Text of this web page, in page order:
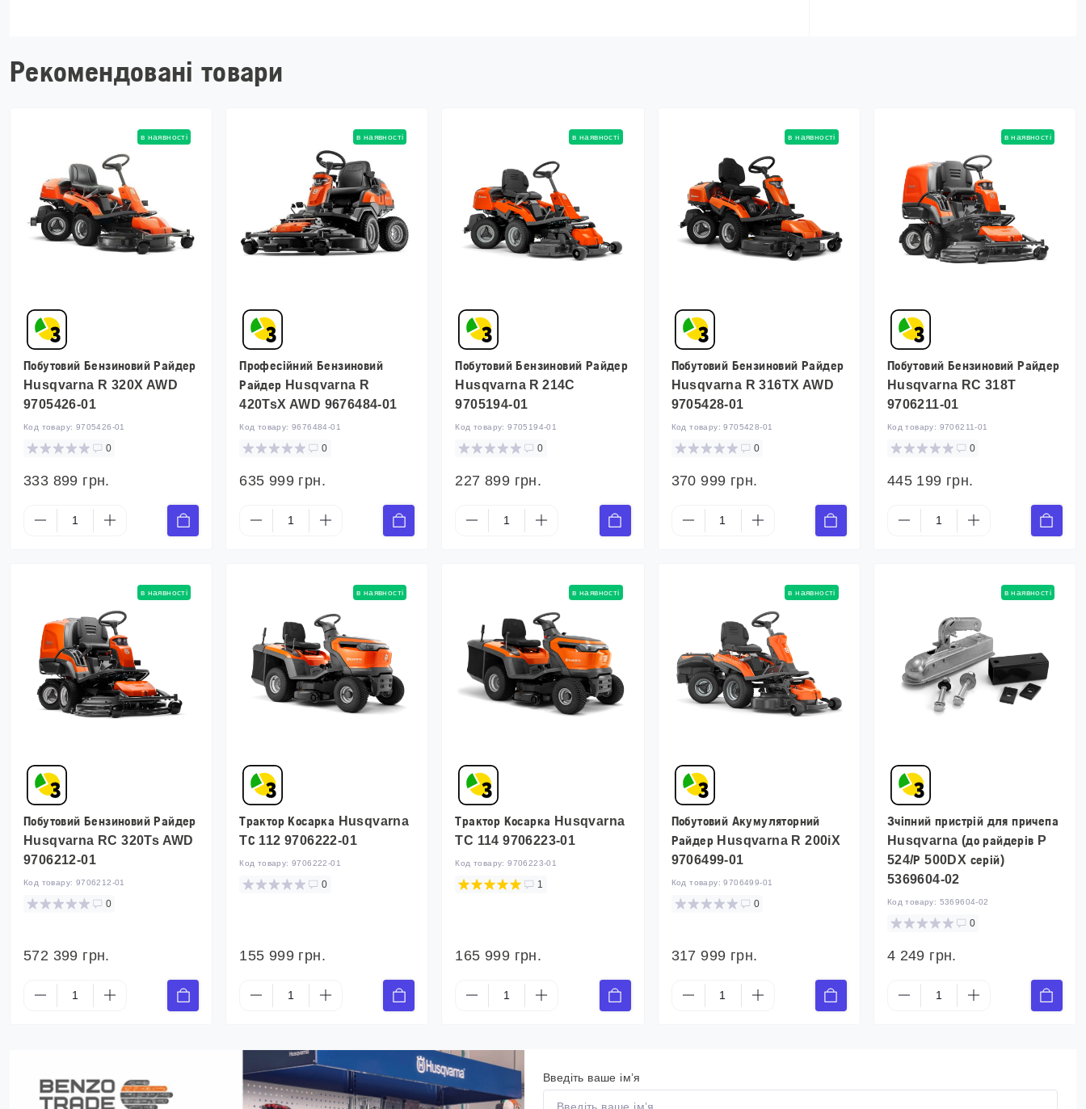
Рекомендовані товари
в наявності
Побутовий Бензиновий Райдер
Husqvarna R 320X AWD
9705426-01
Код товару: 9705426-01
0
333 899 грн.
в наявності
Професійний Бензиновий
Райдер Husqvarna R
420TsX AWD 9676484-01
Код товару: 9676484-01
0
635 999 грн.
в наявності
Побутовий Бензиновий Райдер
Husqvarna R 214C
9705194-01
Код товару:9705194-01
0
227 899 грн.
в наявності
Побутовий Бензиновий Райдер
Husqvarna R 316TX AWD
9705428-01
Код товару:9705428-01
0
370 999 грн.
в наявності
Побутовий Бензиновий Райдер
Husqvarna RC 318T
9706211-01
Код товару: 9706211-01
0
445 199 грн.
в наявності
Побутовий Бензиновий Райдер
Husqvarna RC 320Ts AWD
9706212-01
Код товару: 9706212-01
0
572 399 грн.
в наявності
Трактор Косарка Husqvarna
TС 112 9706222-01
Код товару: 9706222-01
0
155 999 грн.
в наявності
Трактор Косарка Husqvarna
TC 114 9706223-01
Код товару:9706223-01
1
165 999 грн.
в наявності
Побутовий Акумуляторний
Райдер Husqvarna R 200iX
9706499-01
Код товару:9706499-01
0
317 999 грн.
в наявності
Зчіпний пристрій для причепа
Husqvarna (до райдерів P
524/Р 500DX серій)
5369604-02
Код товару: 5369604-02
0
4 249 грн.
Введіть ваше ім’я